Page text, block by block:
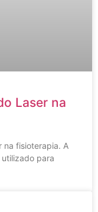
Laser na
na fisioterapia. A
para